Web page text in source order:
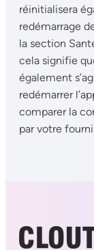
réinitialisera
redémarrage
la section
cela signifie
également
redémarrer
comparer la
par votre